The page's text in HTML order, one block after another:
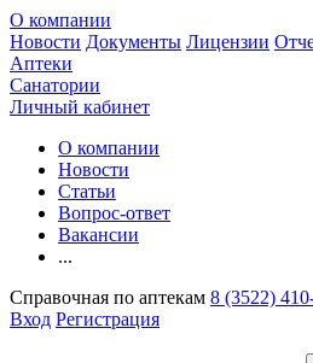
О компании
Новости Документы Лицензии
Аптеки
Санатории
Личный кабинет
О компании
Новости
Статьи
Вопрос-ответ
Вакансии
...
Справочная по аптекам 8 (3522)
Вход Регистрация